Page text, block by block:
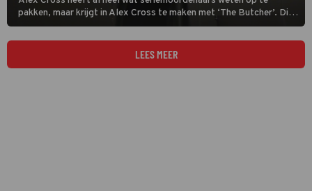
pakken, maar krijgt in Alex Cross te maken met ‘The Butcher’. Die
krijgt het voor elkaar om Cross tot wanhoop te drijven.
LEES MEER